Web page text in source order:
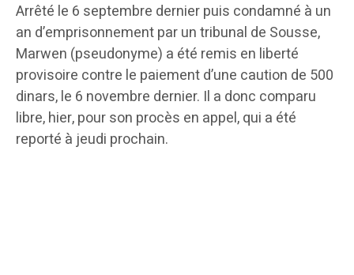
Arrêté le 6 septembre dernier puis condamné à un
an d’emprisonnement par un tribunal de Sousse,
Marwen (pseudonyme) a été remis en liberté
provisoire contre le paiement d’une caution de 500
dinars, le 6 novembre dernier. Il a donc comparu
libre, hier, pour son procès en appel, qui a été
reporté à jeudi prochain.